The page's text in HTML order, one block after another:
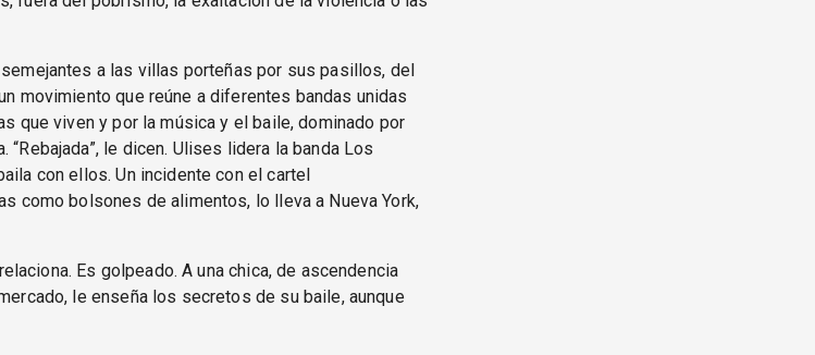
a las villas porteñas por sus pasillos, del
movimiento que reúne a diferentes bandas unidas
que viven y por la música y el baile, dominado por
“Rebajada”, le dicen. Ulises lidera la banda Los
con ellos. Un incidente con el cartel
como bolsones de alimentos, lo lleva a Nueva York,
Es golpeado. A una chica, de ascendencia
le enseña los secretos de su baile, aunque